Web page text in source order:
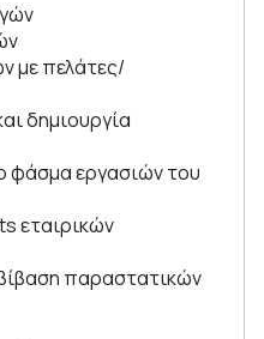
με πελάτες/
δημιουργία
φάσμα εργασιών του
εταιρικών
παραστατικών